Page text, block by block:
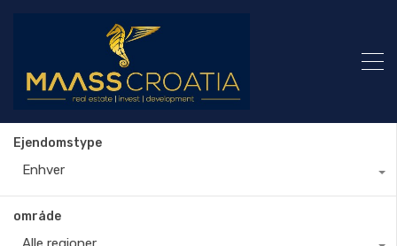
Ejendomstype
Enhver
område